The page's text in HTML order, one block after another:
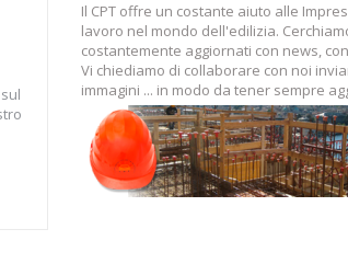
Il CPT offre un costante aiuto alle
lavoro nel mondo dell'edilizia.
costantemente aggiornati con news,
Vi chiediamo di collaborare con noi
immagini ... in modo da tener sempre